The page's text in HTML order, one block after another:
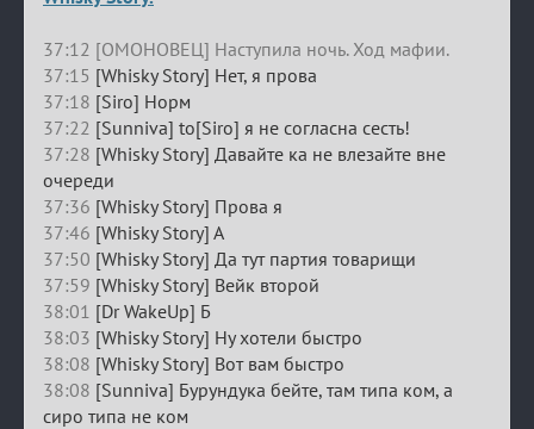
37:12 [ОМОНОВЕЦ] Наступила ночь. Ход мафии.
37:15 [Whisky Story] Нет, я прова
37:18 [Siro] Норм
37:22 [Sunniva] to[Siro] я не согласна сесть!
37:28 [Whisky Story] Давайте ка не влезайте вне
очереди
37:36 [Whisky Story] Прова я
37:46 [Whisky Story] А
37:50 [Whisky Story] Да тут партия товарищи
37:59 [Whisky Story] Вейк второй
38:01 [Dr WakeUp] Б
38:03 [Whisky Story] Ну хотели быстро
38:08 [Whisky Story] Вот вам быстро
38:08 [Sunniva] Бурундука бейте, там типа ком, а
сиро типа не ком